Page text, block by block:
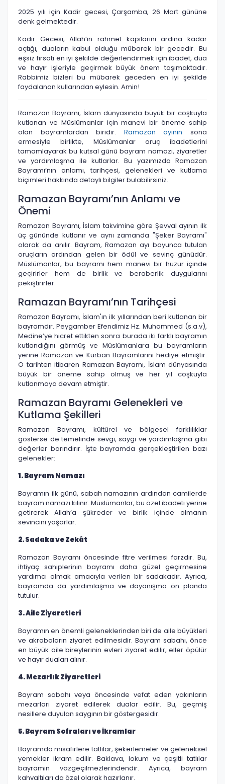
2025 yılı için Kadir gecesi, Çarşamba, 26 Mart gününe
denk gelmektedir.
Kadir Gecesi, Allah’ın rahmet kapılarını ardına kadar
açtığı, duaların kabul olduğu mübarek bir gecedir. Bu
eşsiz fırsatı en iyi şekilde değerlendirmek için ibadet, dua
ve hayır işleriyle geçirmek büyük önem taşımaktadır.
Rabbimiz bizleri bu mübarek geceden en iyi şekilde
faydalanan kullarından eylesin. Amin!
Ramazan Bayramı, İslam dünyasında büyük bir coşkuyla
kutlanan ve Müslümanlar için manevi bir öneme sahip
olan bayramlardan biridir. Ramazan ayının sona
ermesiyle birlikte, Müslümanlar oruç ibadetlerini
tamamlayarak bu kutsal günü bayram namazı, ziyaretler
ve yardımlaşma ile kutlarlar. Bu yazımızda Ramazan
Bayramı’nın anlamı, tarihçesi, gelenekleri ve kutlama
biçimleri hakkında detaylı bilgiler bulabilirsiniz.
Ramazan Bayramı’nın Anlamı ve
Önemi
Ramazan Bayramı, İslam takvimine göre Şevval ayının ilk
üç gününde kutlanır ve aynı zamanda "Şeker Bayramı"
olarak da anılır. Bayram, Ramazan ayı boyunca tutulan
oruçların ardından gelen bir ödül ve sevinç günüdür.
Müslümanlar, bu bayramı hem manevi bir huzur içinde
geçirirler hem de birlik ve beraberlik duygularını
pekiştirirler.
Ramazan Bayramı’nın Tarihçesi
Ramazan Bayramı, İslam'ın ilk yıllarından beri kutlanan bir
bayramdır. Peygamber Efendimiz Hz. Muhammed (s.a.v),
Medine’ye hicret ettikten sonra burada iki farklı bayramın
kutlandığını görmüş ve Müslümanlara bu bayramların
yerine Ramazan ve Kurban Bayramlarını hediye etmiştir.
O tarihten itibaren Ramazan Bayramı, İslam dünyasında
büyük bir öneme sahip olmuş ve her yıl coşkuyla
kutlanmaya devam etmiştir.
Ramazan Bayramı Gelenekleri ve
Kutlama Şekilleri
Ramazan Bayramı, kültürel ve bölgesel farklılıklar
gösterse de temelinde sevgi, saygı ve yardımlaşma gibi
değerler barındırır. İşte bayramda gerçekleştirilen bazı
gelenekler:
1. Bayram Namazı
Bayramın ilk günü, sabah namazının ardından camilerde
bayram namazı kılınır. Müslümanlar, bu özel ibadeti yerine
getirerek Allah’a şükreder ve birlik içinde olmanın
sevincini yaşarlar.
2. Sadaka ve Zekât
Ramazan Bayramı öncesinde fitre verilmesi farzdır. Bu,
ihtiyaç sahiplerinin bayramı daha güzel geçirmesine
yardımcı olmak amacıyla verilen bir sadakadır. Ayrıca,
bayramda da yardımlaşma ve dayanışma ön planda
tutulur.
3. Aile Ziyaretleri
Bayramın en önemli geleneklerinden biri de aile büyükleri
ve akrabaların ziyaret edilmesidir. Bayram sabahı, önce
en büyük aile bireylerinin evleri ziyaret edilir, eller öpülür
ve hayır duaları alınır.
4. Mezarlık Ziyaretleri
Bayram sabahı veya öncesinde vefat eden yakınların
mezarları ziyaret edilerek dualar edilir. Bu, geçmiş
nesillere duyulan saygının bir göstergesidir.
5. Bayram Sofraları ve İkramlar
Bayramda misafirlere tatlılar, şekerlemeler ve geleneksel
yemekler ikram edilir. Baklava, lokum ve çeşitli tatlılar
bayramın vazgeçilmezlerindendir. Ayrıca, bayram
kahvaltıları da özel olarak hazırlanır.